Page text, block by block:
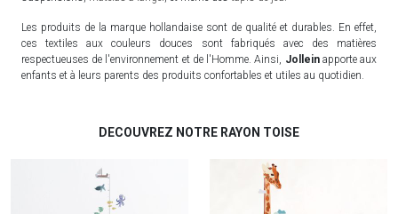
Les produits de la marque hollandaise sont de qualité et durables. En effet,
ces textiles aux couleurs douces sont fabriqués avec des matières
respectueuses de l'environnement et de l'Homme. Ainsi, Jolleinapporte aux
enfants et à leurs parents des produits confortables et utiles au quotidien.
DECOUVREZ NOTRE RAYON TOISE